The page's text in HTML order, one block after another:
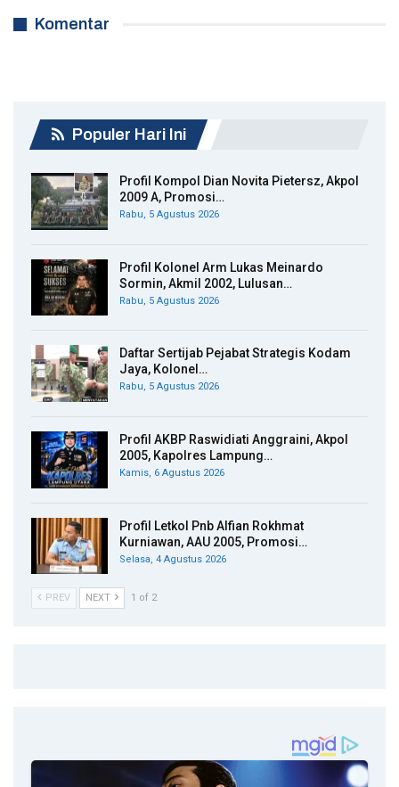
Komentar
Populer Hari Ini
Profil Kompol Dian Novita Pietersz, Akpol
2009 A, Promosi…
Rabu, 5 Agustus 2026
Profil Kolonel Arm Lukas Meinardo
Sormin, Akmil 2002, Lulusan…
Rabu, 5 Agustus 2026
Daftar Sertijab Pejabat Strategis Kodam
Jaya, Kolonel…
Rabu, 5 Agustus 2026
Profil AKBP Raswidiati Anggraini, Akpol
2005, Kapolres Lampung…
Kamis, 6 Agustus 2026
Profil Letkol Pnb Alfian Rokhmat
Kurniawan, AAU 2005, Promosi…
Selasa, 4 Agustus 2026
PREV NEXT 1 of 2